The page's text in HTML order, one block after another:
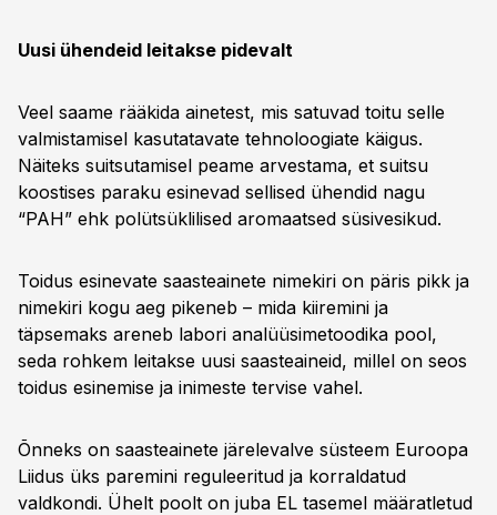
Uusi ühendeid leitakse pidevalt
Veel saame rääkida ainetest, mis satuvad toitu selle
valmistamisel kasutatavate tehnoloogiate käigus.
Näiteks suitsutamisel peame arvestama, et suitsu
koostises paraku esinevad sellised ühendid nagu
“PAH” ehk polütsüklilised aromaatsed süsivesikud.
Toidus esinevate saasteainete nimekiri on päris pikk ja
nimekiri kogu aeg pikeneb – mida kiiremini ja
täpsemaks areneb labori analüüsimetoodika pool,
seda rohkem leitakse uusi saasteaineid, millel on seos
toidus esinemise ja inimeste tervise vahel.
Õnneks on saasteainete järelevalve süsteem Euroopa
Liidus üks paremini reguleeritud ja korraldatud
valdkondi. Ühelt poolt on juba EL tasemel määratletud